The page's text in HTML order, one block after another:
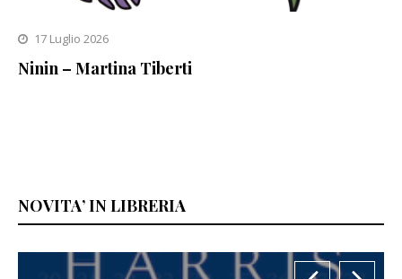
17 Luglio 2026
Ninin – Martina Tiberti
NOVITA’ IN LIBRERIA